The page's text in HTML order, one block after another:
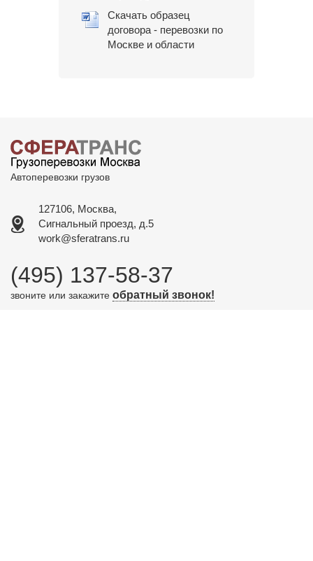
Скачать образец
договора - перевозки по
Москве и области
Автоперевозки грузов
127106, Москва,
Сигнальный проезд, д.5
work@sferatrans.ru
(495) 137-58-37
звоните или закажите обратный звонок!